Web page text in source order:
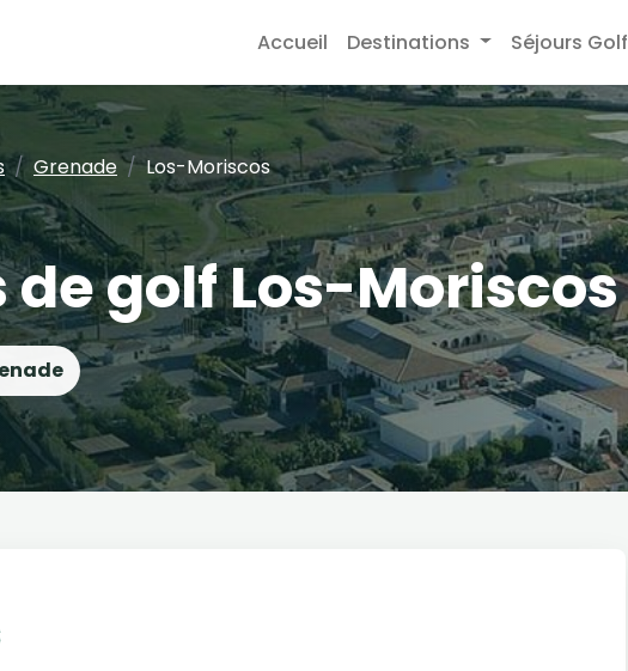
Accueil Destinations Séjours Golf
Grenade Los-Moriscos
de golf Los-Moriscos